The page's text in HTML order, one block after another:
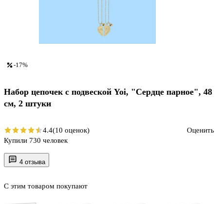
4 отзыва
С этим товаром покупают
-17%
Набор цепочек с подвеской Yoi, "Сердце парное", 48
см, 2 штуки
4.4(10 оценок)
Оценить
Купили 730 человек